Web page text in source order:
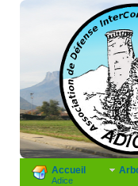
Accueil
Adice